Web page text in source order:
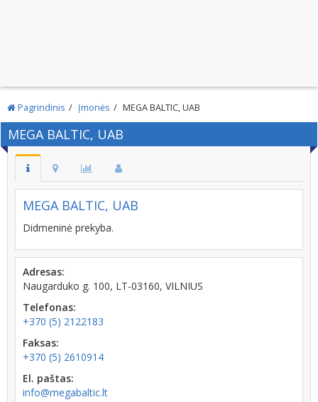
Pagrindinis Įmonės MEGA BALTIC, UAB
MEGA BALTIC, UAB
MEGA BALTIC, UAB
Didmeninė prekyba.
Adresas:
Naugarduko g. 100, LT-03160, VILNIUS
Telefonas:
+370 (5) 2122183
Faksas:
+370 (5) 2610914
El. paštas:
info@megabaltic.lt